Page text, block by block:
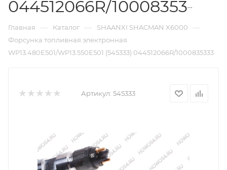
044512066R/1000835333
Главная — Каталог — SHAANXI SHACMAN X6000 —
Форсунка топливная электронная
WP13.480E501/WP13.550E501 (545333) 044512066R/1000835333
Артикул: 545333